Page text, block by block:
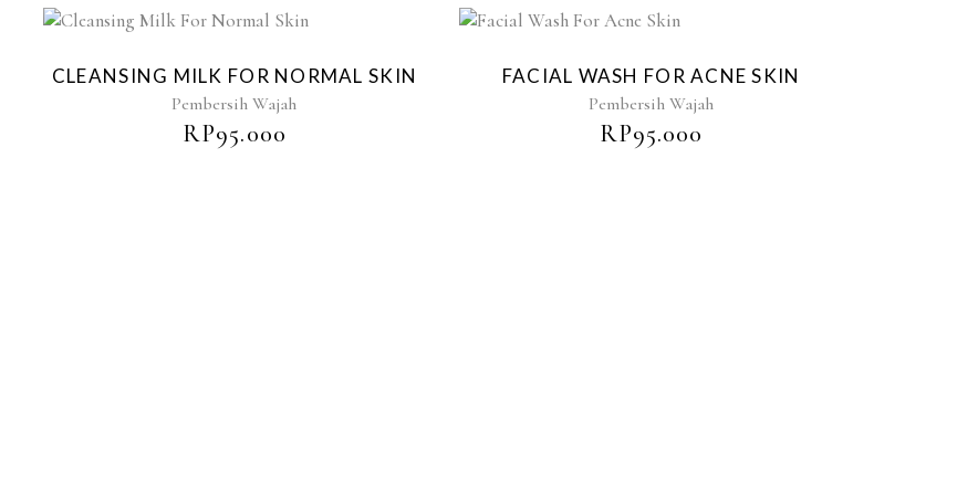
CLEANSING MILK FOR NORMAL SKIN
Pembersih Wajah
RP95.000
FACIAL WASH FOR ACNE SKIN
Pembersih Wajah
RP95.000